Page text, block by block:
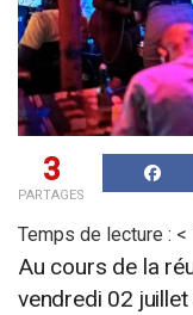
3
PARTAGES
Temps de lecture : <
Au cours de la
vendredi 02